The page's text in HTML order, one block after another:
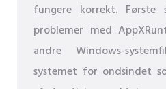
fungere korrekt.
problemer med
andre Windows-
systemet for ondsindet